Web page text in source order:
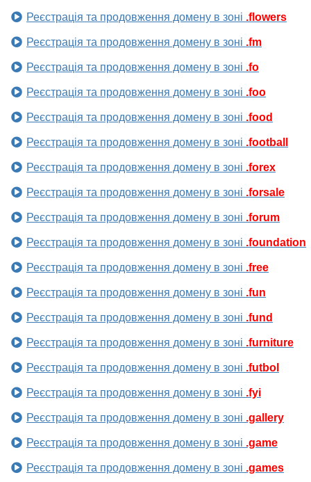
Реєстрація та продовження домену в зоні .flowers
Реєстрація та продовження домену в зоні .fm
Реєстрація та продовження домену в зоні .fo
Реєстрація та продовження домену в зоні .foo
Реєстрація та продовження домену в зоні .food
Реєстрація та продовження домену в зоні .football
Реєстрація та продовження домену в зоні .forex
Реєстрація та продовження домену в зоні .forsale
Реєстрація та продовження домену в зоні .forum
Реєстрація та продовження домену в зоні .foundation
Реєстрація та продовження домену в зоні .free
Реєстрація та продовження домену в зоні .fun
Реєстрація та продовження домену в зоні .fund
Реєстрація та продовження домену в зоні .furniture
Реєстрація та продовження домену в зоні .futbol
Реєстрація та продовження домену в зоні .fyi
Реєстрація та продовження домену в зоні .gallery
Реєстрація та продовження домену в зоні .game
Реєстрація та продовження домену в зоні .games